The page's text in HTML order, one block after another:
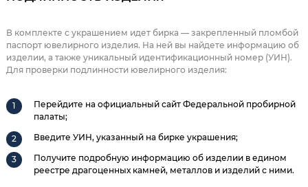
В комплекте с украшением идет бирка — закрепленный пломбой
паспорт ювелирного изделия. На ней вы найдете информацию об
изделии, а также уникальный идентификационный номер (УИН).
Для проверки подлинности ювелирного изделия:
Перейдите на официальный сайт Федеральной пробирной
палаты;
Введите УИН, указанный на бирке украшения;
Получите подробную информацию об изделии в едином
реестре драгоценных камней, металлов и изделий с ними.